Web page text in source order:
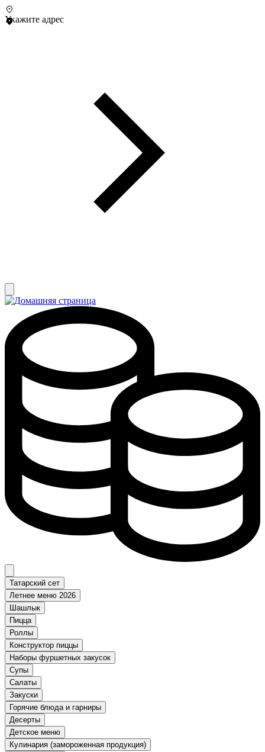
Укажите адрес
Татарский сет
Летнее меню 2026
Шашлык
Пицца
Роллы
Конструктор пиццы
Наборы фуршетных закусок
Супы
Салаты
Закуски
Горячие блюда и гарниры
Десерты
Детское меню
Кулинария (замороженная продукция)